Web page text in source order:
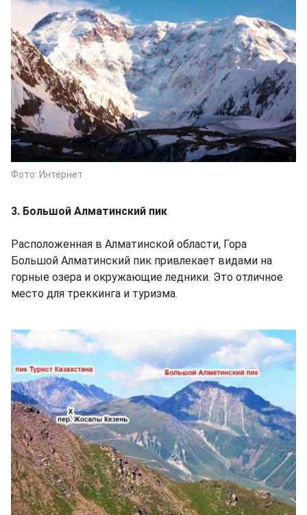
Фото: Интернет
3. Большой Алматинский пик
Расположенная в Алматинской области, Гора
Большой Алматинский пик привлекает видами на
горные озера и окружающие ледники. Это отличное
место для треккинга и туризма.